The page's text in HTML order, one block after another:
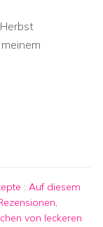
: Auf diesem
von leckeren